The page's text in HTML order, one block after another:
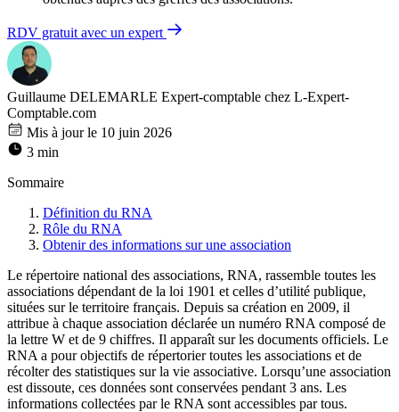
RDV gratuit avec un expert
Guillaume DELEMARLE Expert-comptable chez L-Expert-
Comptable.com
Mis à jour le 10 juin 2026
3 min
Sommaire
Définition du RNA
Rôle du RNA
Obtenir des informations sur une association
Le répertoire national des associations, RNA, rassemble toutes les
associations dépendant de la loi 1901 et celles d’utilité publique,
situées sur le territoire français. Depuis sa création en 2009, il
attribue à chaque association déclarée un numéro RNA composé de
la lettre W et de 9 chiffres. Il apparaît sur les documents officiels. Le
RNA a pour objectifs de répertorier toutes les associations et de
récolter des statistiques sur la vie associative. Lorsqu’une association
est dissoute, ces données sont conservées pendant 3 ans. Les
informations collectées par le RNA sont accessibles par tous.